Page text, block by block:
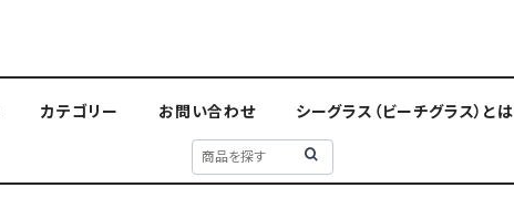
カテゴリー お問い合わせ シーグラス（ビーチグラス）とは